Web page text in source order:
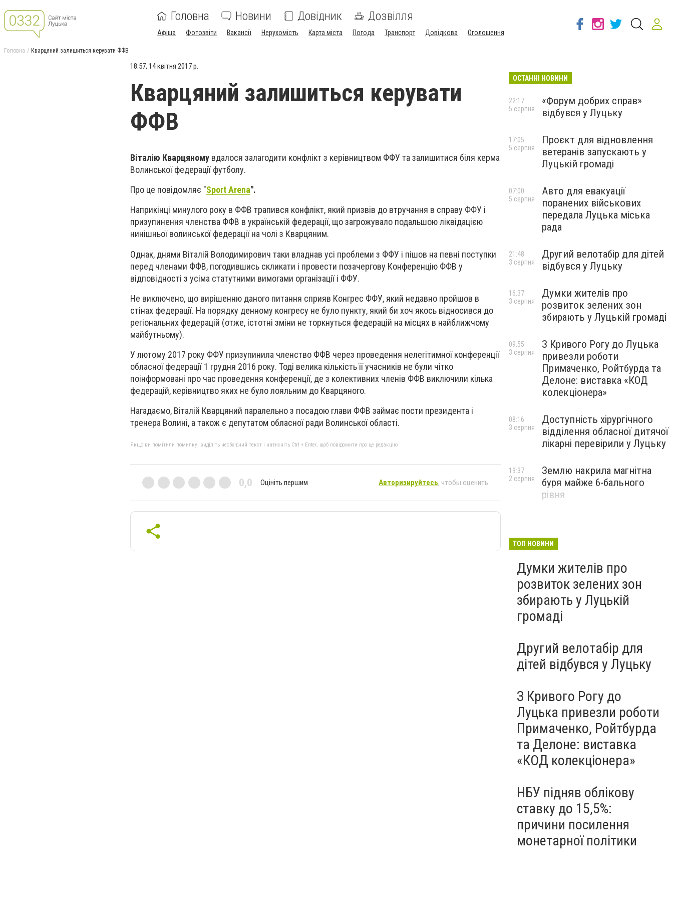
Головна Новини Довідник Дозвілля
Афіша Фотозвіти Вакансії Нерухомість Карта міста Погода Транспорт Довідкова Оголошення
Головна Кварцяний залишиться керувати ФФВ
18:57, 14 квітня 2017 р.
Кварцяний залишиться керувати
ФФВ
Віталію Кварцяному вдалося залагодити конфлікт з керівництвом ФФУ та залишитися біля керма
Волинської федерації футболу.
Про це повідомляє "Sport Arena".
Наприкінці минулого року в ФФВ трапився конфлікт, який призвів до втручання в справу ФФУ і
призупинення членства ФФВ в українській федерації, що загрожувало подальшою ліквідацією
нинішньої волинської федерації на чолі з Кварцяним.
Однак, днями Віталій Володимирович таки владнав усі проблеми з ФФУ і пішов на певні поступки
перед членами ФФВ, погодившись скликати і провести позачергову Конференцію ФФВ у
відповідності з усіма статутними вимогами організації і ФФУ.
Не виключено, що вирішенню даного питання сприяв Конгрес ФФУ, який недавно пройшов в
стінах федерації. На порядку денному конгресу не було пункту, який би хоч якось відносився до
регіональних федерацій (отже, істотні зміни не торкнуться федерацій на місцях в найближчому
майбутньому).
У лютому 2017 року ФФУ призупинила членство ФФВ через проведення нелегітимної конференції
обласної федерації 1 грудня 2016 року. Тоді велика кількість її учасників не були чітко
поінформовані про час проведення конференції, де з колективних членів ФФВ виключили кілька
федерацій, керівництво яких не було лояльним до Кварцяного.
Нагадаємо, Віталій Кварцяний паралельно з посадою глави ФФВ займає пости президента і
тренера Волині, а також є депутатом обласної ради Волинської області.
Якщо ви помітили помилку, виділіть необхідний текст і натисніть Ctrl + Enter, щоб повідомити про це редакцію
0,0 Оцініть першим Авторизируйтесь, чтобы оценить
ОСТАННІ НОВИНИ
«Форум добрих справ»
відбувся у Луцьку
22:17
5 серпня
Проєкт для відновлення
ветеранів запускають у
Луцькій громаді
17:05
5 серпня
Авто для евакуації
поранених військових
передала Луцька міська
рада
07:00
5 серпня
Другий велотабір для дітей
відбувся у Луцьку
21:48
3 серпня
Думки жителів про
розвиток зелених зон
збирають у Луцькій громаді
16:37
3 серпня
З Кривого Рогу до Луцька
привезли роботи
Примаченко, Ройтбурда та
Делоне: виставка «КОД
колекціонера»
09:55
3 серпня
Доступність хірургічного
відділення обласної дитячої
лікарні перевірили у Луцьку
08:16
3 серпня
Землю накрила магнітна
буря майже 6-бального
рівня
19:37
2 серпня
ТОП НОВИНИ
Думки жителів про
розвиток зелених зон
збирають у Луцькій
громаді
Другий велотабір для
дітей відбувся у Луцьку
З Кривого Рогу до
Луцька привезли роботи
Примаченко, Ройтбурда
та Делоне: виставка
«КОД колекціонера»
НБУ підняв облікову
ставку до 15,5%:
причини посилення
монетарної політики